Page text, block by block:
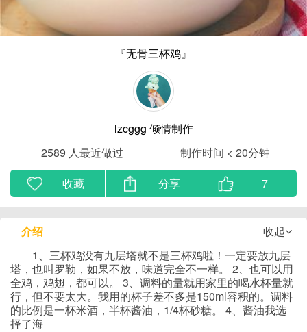
『无骨三杯鸡』
lzcggg 倾情制作
2589 人最近做过
制作时间 < 20分钟
收藏
分享 7
介绍
收起
1、三杯鸡没有九层塔就不是三杯鸡啦！一定要放九层
塔，也叫罗勒，如果不放，味道完全不一样。 2、也可以用
全鸡，鸡翅，都可以。 3、调料的量就用家里的喝水杯量就
行，但不要太大。我用的杯子差不多是150ml容积的。调料
的比例是一杯米酒，半杯酱油，1/4杯砂糖。 4、酱油我选
择了海